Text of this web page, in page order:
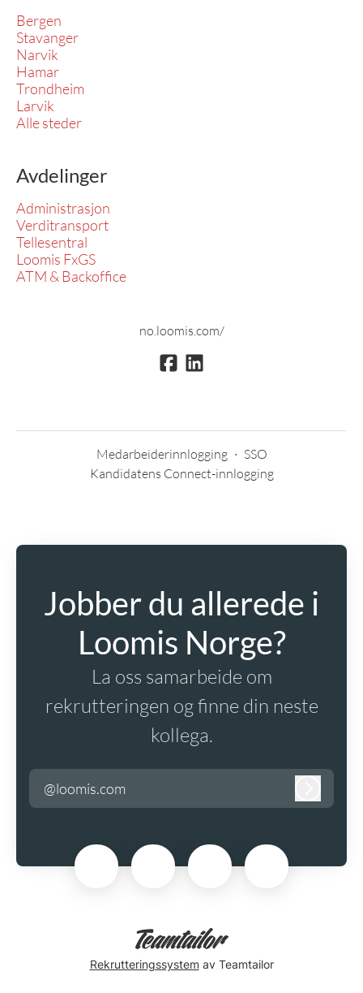
Bergen
Stavanger
Narvik
Hamar
Trondheim
Larvik
Alle steder
Avdelinger
Administrasjon
Verditransport
Tellesentral
Loomis FxGS
ATM & Backoffice
no.loomis.com/
Medarbeiderinnlogging · SSO
Kandidatens Connect-innlogging
Jobber du allerede i
Loomis Norge?
La oss samarbeide om
rekrutteringen og finne din neste
kollega.
@loomis.com
Rekrutteringssystem av Teamtailor